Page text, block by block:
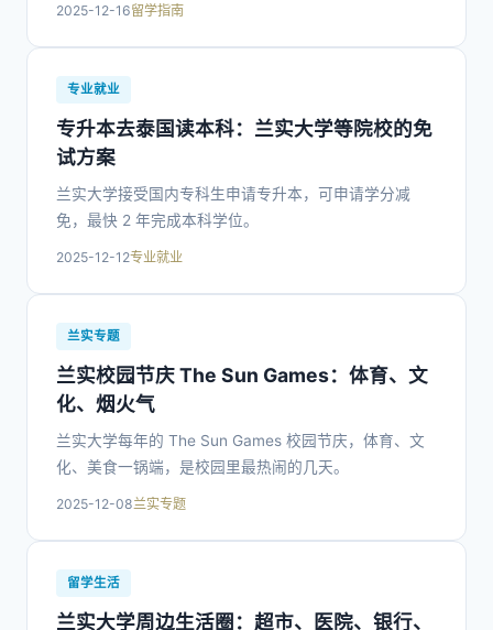
2025-12-16留学指南
专业就业
专升本去泰国读本科：兰实大学等院校的免
试方案
兰实大学接受国内专科生申请专升本，可申请学分减
免，最快 2 年完成本科学位。
2025-12-12专业就业
兰实专题
兰实校园节庆 The Sun Games：体育、文
化、烟火气
兰实大学每年的 The Sun Games 校园节庆，体育、文
化、美食一锅端，是校园里最热闹的几天。
2025-12-08兰实专题
留学生活
兰实大学周边生活圈：超市、医院、银行、